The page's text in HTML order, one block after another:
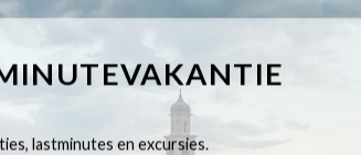
lastminutes en excursies.